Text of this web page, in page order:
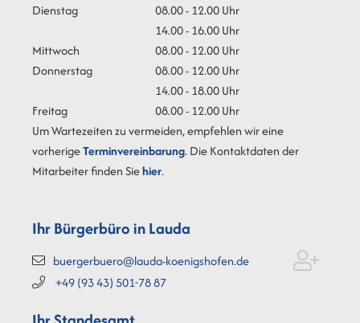
Dienstag
08.00 - 12.00 Uhr
14.00 - 16.00 Uhr
Mittwoch
08.00 - 12.00 Uhr
Donnerstag
08.00 - 12.00 Uhr
14.00 - 18.00 Uhr
Freitag
08.00 - 12.00 Uhr
Um Wartezeiten zu vermeiden, empfehlen wir eine
vorherigeTerminvereinbarung. Die Kontaktdaten der
Mitarbeiter finden Siehier.
Ihr Bürgerbüro in Lauda
buergerbuero@lauda-koenigshofen.de
+49 (9343) 501-7887